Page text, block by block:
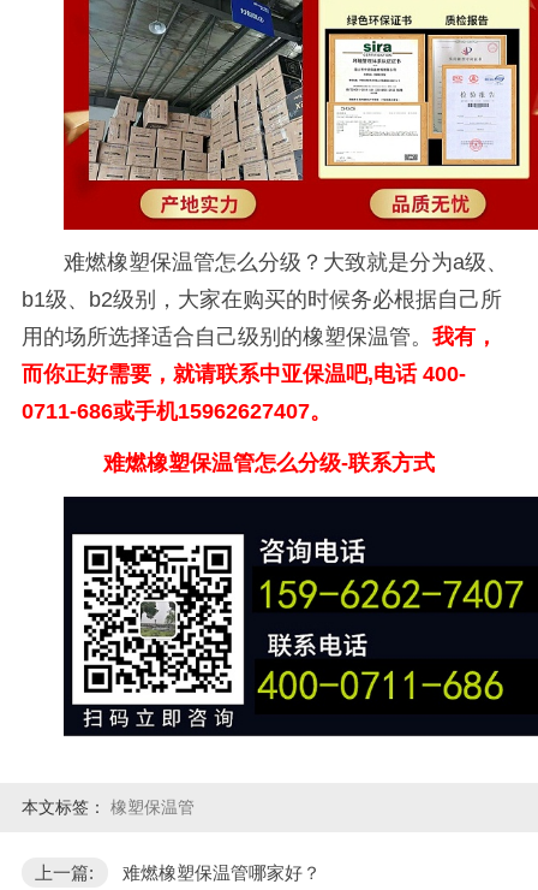
难燃橡塑保温管怎么分级？大致就是分为a级、
b1级、 b2级别，大家在购买的时候务必根据自己所
用的场所选择适合自己级别的橡塑保温管。 我有，
而你正好需要，就请联系中亚保温吧,电话 400-
0711-686或手机15962627407。
难燃橡塑保温管怎么分级-联系方式
本文标签： 橡塑保温管
上一篇: 难燃橡塑保温管哪家好？